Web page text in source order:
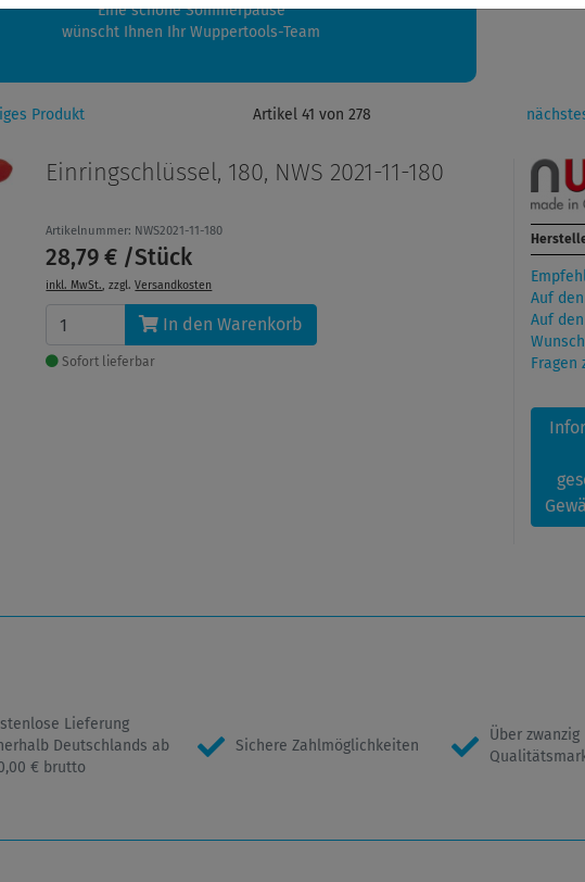
Eine schöne Sommerpause
wünscht Ihnen Ihr Wuppertools-Team
Produkt Artikel 41 von 278
Einringschlüssel, 180, NWS 2021-11-180
Artikelnummer: NWS2021-11-180
28,79 € /Stück
inkl. MwSt., zzgl.Versandkosten
In den Warenkorb
Sofort lieferbar
Auf
Auf den
Fragen
Lieferung
Deutschlands ab
€ brutto
Sichere Zahlmöglichkeiten
Über zwanzig